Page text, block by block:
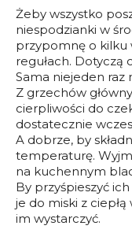
Żeby wszystko
niespodzianki w
przypomnę o kilku
regułach. Dotyczą
Sama niejeden raz
Z grzechów
cierpliwości do
dostatecznie
A dobrze, by
temperaturę.
na kuchennym
By przyśpieszyć
je do miski z
im wystarczyć.